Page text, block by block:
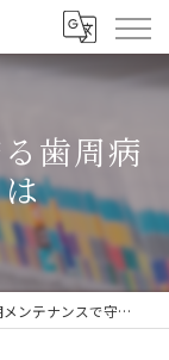
歯周病
ナンスで守る歯周病予防の重要性とは